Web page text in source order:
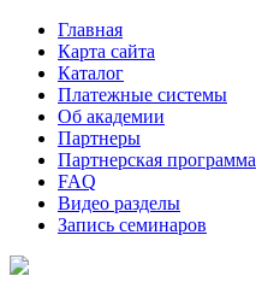
Главная
Карта сайта
Каталог
Платежные системы
Об академии
Партнеры
Партнерская программа
FAQ
Видео разделы
Запись семинаров